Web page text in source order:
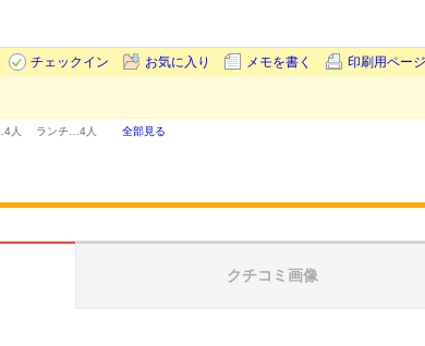
チェックイン お気に入り メモを書く 印刷用ペー
4人 ランチ… 4人 全部見る
クチコミ画像